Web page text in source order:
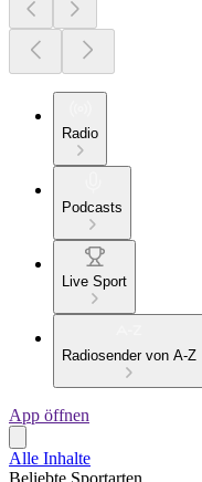
Radio
Podcasts
Live Sport
Radiosender von A-Z
App öffnen
Alle Inhalte
Beliebte Sportarten